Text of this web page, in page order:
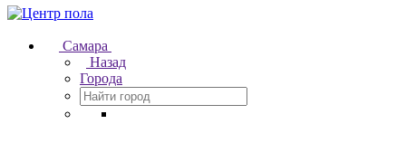
Самара
Назад
Города